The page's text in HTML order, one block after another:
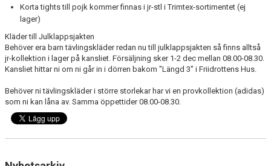
Korta tights till pojk kommer finnas i jr-stl i Trimtex-sortimentet (ej
lager)
Kläder till Julklappsjakten
Behöver era barn tävlingskläder redan nu till julklappsjakten så finns alltså
jr-kollektion i lager på kansliet. Försäljning sker 1-2 dec mellan 08.00-08.30.
Kansliet hittar ni om ni går in i dörren bakom "Längd 3" i Friidrottens Hus.
Behöver ni tävlingskläder i större storlekar har vi en provkollektion (adidas)
som ni kan låna av. Samma öppettider 08.00-08.30.